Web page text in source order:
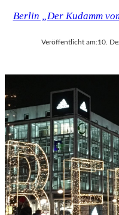
Berlin „Der Kudamm
Veröffentlicht am:10.